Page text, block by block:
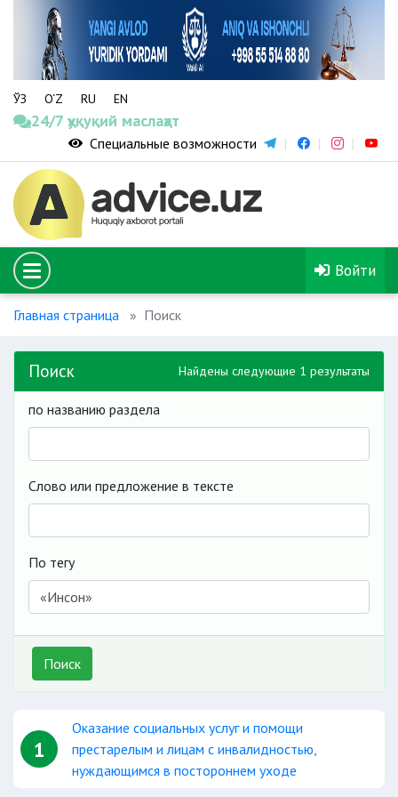
ЎЗ O‘Z RU EN
24/7 ҳуқуқий маслаҳат
Специальные возможности
Войти
Главная страница Поиск
Поиск Найдены следующие 1 результаты
по названию раздела
Слово или предложение в тексте
По тегу
Поиск
1
Оказание социальных услуг и помощи
престарелым и лицам с инвалидностью,
нуждающимся в постороннем уходе